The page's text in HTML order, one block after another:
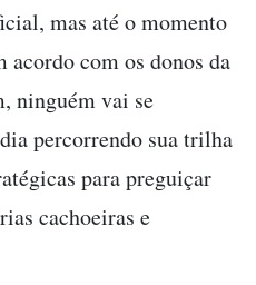
mas até o momento
com os donos da
ninguém vai se
percorrendo sua trilha
para preguiçar
cachoeiras e